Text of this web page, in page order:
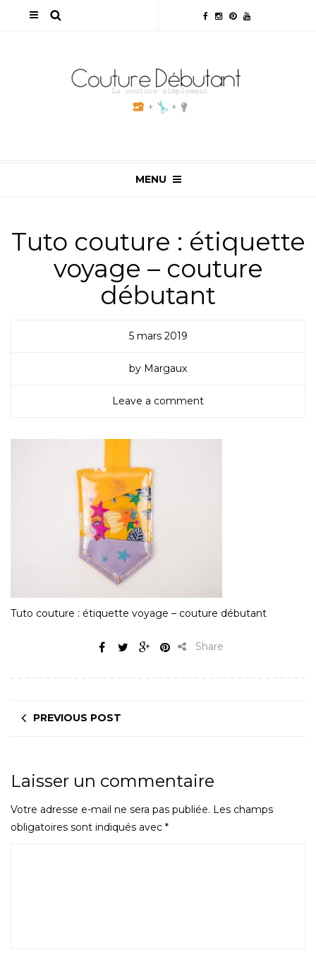
MENU
Tuto couture : étiquette
voyage – couture
débutant
5 mars 2019
by Margaux
Leave a comment
Tuto couture : étiquette voyage – couture débutant
Share
PREVIOUS POST
Laisser un commentaire
Votre adresse e-mail ne sera pas publiée. Les champs
obligatoires sont indiqués avec *